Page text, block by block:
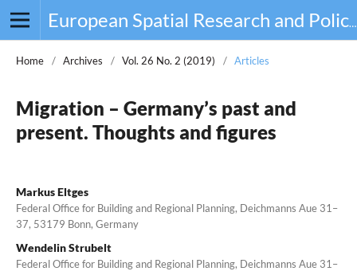
European Spatial Research and Policy
Home / Archives / Vol. 26 No. 2 (2019) / Articles
Migration – Germany’s past and
present. Thoughts and figures
Markus Eltges
Federal Office for Building and Regional Planning, Deichmanns Aue 31–
37, 53179 Bonn, Germany
Wendelin Strubelt
Federal Office for Building and Regional Planning, Deichmanns Aue 31–